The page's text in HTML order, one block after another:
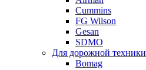
Cummins
FG Wilson
Gesan
SDMO
Для дорожной техники
Bomag